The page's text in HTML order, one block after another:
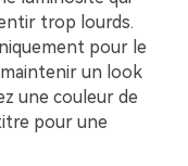
trop lourds.
pour le
un look
une couleur de
pour une